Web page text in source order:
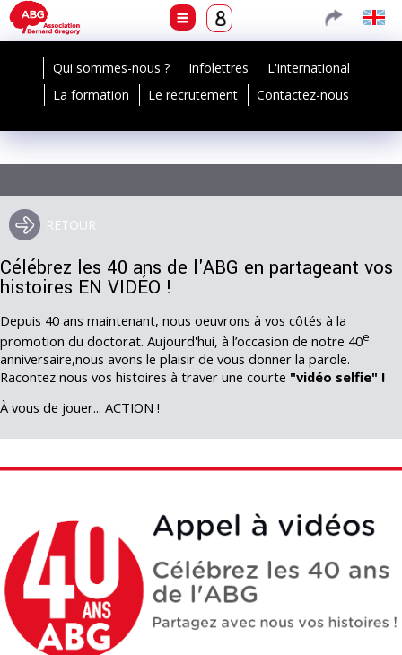
Qui sommes-nous ? Infolettres
L'international
La formation
Le recrutement Contactez-nous
Les 40 ans de l'ABG
RETOUR
Célébrez les 40 ans de l'ABG en partageant vos
histoires EN VIDÉO !
Depuis 40 ans maintenant, nous oeuvrons à vos côtés à la
promotion du doctorat. Aujourd'hui, à l’occasion de notre 40e
anniversaire,nous avons le plaisir de vous donner la parole.
Racontez nous vos histoires à traver une courte "vidéo selfie" !
À vous de jouer... ACTION !